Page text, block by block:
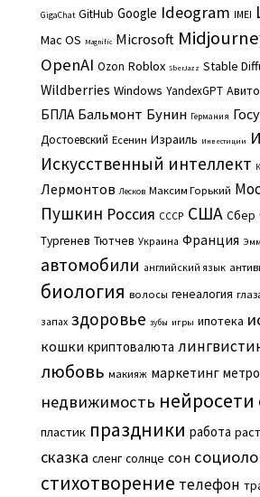
GigaChat GitHub Google Ideogram IMEI
Mac OS Magnific Microsoft
OpenAI Ozon Roblox SberJazz Stable
Wildberries Windows YandexGPT Авито
БПЛА Бальмонт Бунин Германия
Достоевский Есенин Израиль Инвестиции
Искусственный интеллект
Лермонтов Лесков Максим Горький
Пушкин Россия СССР США Сбер
Тургенев Тютчев Украина Франция
автомобили английский язык
биология волосы генеалогия
запах здоровье зубы игры ипотека
кошки криптовалюта
любовь макияж маркетинг метро
недвижимость нейросети
пластик праздники работа
сказка сленг солнце сон
стихотворение телефон